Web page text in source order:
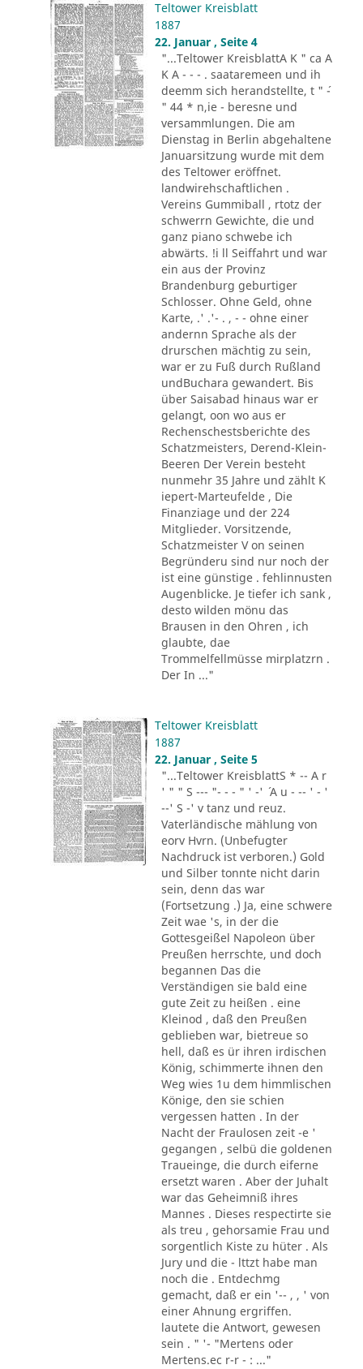
Teltower Kreisblatt
1887
22. Januar , Seite 4
"...Teltower KreisblattA K " ca A
K A - - - . saataremeen und ih
deemm sich herandstellte, t " ´-
" 44 * n,ie - beresne und
versammlungen. Die am
Dienstag in Berlin abgehaltene
Januarsitzung wurde mit dem
des Teltower eröffnet.
landwirehschaftlichen .
Vereins Gummiball , rtotz der
schwerrn Gewichte, die und
ganz piano schwebe ich
abwärts. !i ll Seiffahrt und war
ein aus der Provinz
Brandenburg geburtiger
Schlosser. Ohne Geld, ohne
Karte, .' .'- . , - - ohne einer
andernn Sprache als der
drurschen mächtig zu sein,
war er zu Fuß durch Rußland
undBuchara gewandert. Bis
über Saisabad hinaus war er
gelangt, oon wo aus er
Rechenschestsberichte des
Schatzmeisters, Derend-Klein-
Beeren Der Verein besteht
nunmehr 35 Jahre und zählt K
iepert-Marteufelde , Die
Finanziage und der 224
Mitglieder. Vorsitzende,
Schatzmeister V on seinen
Begründeru sind nur noch der
ist eine günstige . fehlinnusten
Augenblicke. Je tiefer ich sank ,
desto wilden mönu das
Brausen in den Ohren , ich
glaubte, dae
Trommelfellmüsse mirplatzrn .
Der In ..."
Teltower Kreisblatt
1887
22. Januar , Seite 5
"...Teltower KreisblattS * -- A r
' " " S --- "- - - " ' -' ´ A u - -- ' - '
--' S -' v tanz und reuz.
Vaterländische mählung von
eorv Hvrn. (Unbefugter
Nachdruck ist verboren.) Gold
und Silber tonnte nicht darin
sein, denn das war
(Fortsetzung .) Ja, eine schwere
Zeit wae 's, in der die
Gottesgeißel Napoleon über
Preußen herrschte, und doch
begannen Das die
Verständigen sie bald eine
gute Zeit zu heißen . eine
Kleinod , daß den Preußen
geblieben war, bietreue so
hell, daß es ür ihren irdischen
König, schimmerte ihnen den
Weg wies 1u dem himmlischen
Könige, den sie schien
vergessen hatten . In der
Nacht der Fraulosen zeit -e '
gegangen , selbü die goldenen
Traueinge, die durch eiferne
ersetzt waren . Aber der Juhalt
war das Geheimniß ihres
Mannes . Dieses respectirte sie
als treu , gehorsamie Frau und
sorgentlich Kiste zu hüter . Als
Jury und die - lttzt habe man
noch die . Entdechmg
gemacht, daß er ein '-- , , ' von
einer Ahnung ergriffen.
lautete die Antwort, gewesen
sein . " '- "Mertens oder
Mertens.ec r-r - : ..."